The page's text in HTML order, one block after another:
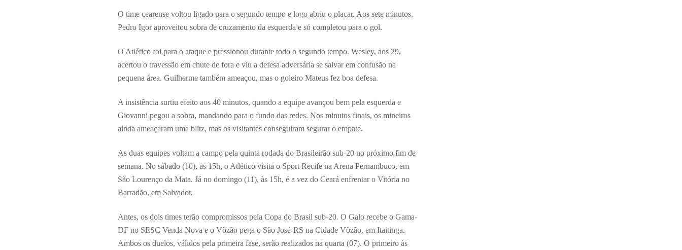
O time cearense voltou ligado para o segundo tempo e logo abriu o placar. Aos sete minutos,
Pedro Igor aproveitou sobra de cruzamento da esquerda e só completou para o gol.
O Atlético foi para o ataque e pressionou durante todo o segundo tempo. Wesley, aos 29,
acertou o travessão em chute de fora e viu a defesa adversária se salvar em confusão na
pequena área. Guilherme também ameaçou, mas o goleiro Mateus fez boa defesa.
A insistência surtiu efeito aos 40 minutos, quando a equipe avançou bem pela esquerda e
Giovanni pegou a sobra, mandando para o fundo das redes. Nos minutos finais, os mineiros
ainda ameaçaram uma blitz, mas os visitantes conseguiram segurar o empate.
As duas equipes voltam a campo pela quinta rodada do Brasileirão sub-20 no próximo fim de
semana. No sábado (10), às 15h, o Atlético visita o Sport Recife na Arena Pernambuco, em
São Lourenço da Mata. Já no domingo (11), às 15h, é a vez do Ceará enfrentar o Vitória no
Barradão, em Salvador.
Antes, os dois times terão compromissos pela Copa do Brasil sub-20. O Galo recebe o Gama-
DF no SESC Venda Nova e o Vôzão pega o São José-RS na Cidade Vôzão, em Itaitinga.
Ambos os duelos, válidos pela primeira fase, serão realizados na quarta (07). O primeiro às